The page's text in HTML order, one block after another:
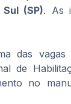
(SP). As
das vagas
de
no